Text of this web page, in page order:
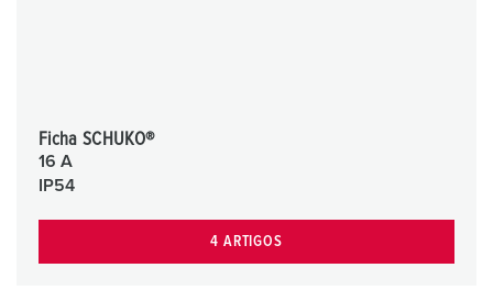
Ficha SCHUKO®
16 A
IP54
4 ARTIGOS